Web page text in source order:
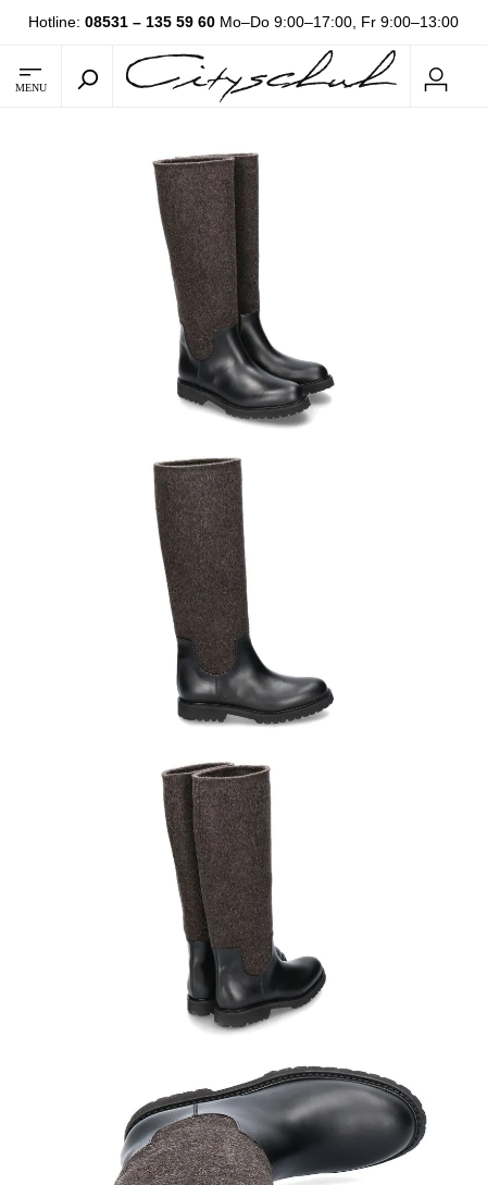
Hotline: 08531 – 135 59 60 Mo–Do 9:00–17:00, Fr 9:00–13:00
MENU